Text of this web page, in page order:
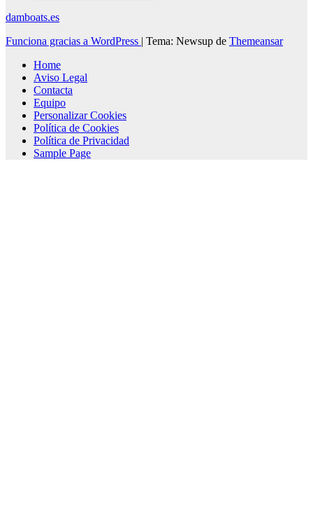
damboats.es
Funciona gracias a WordPress | Tema: Newsup de Themeansar
Home
Aviso Legal
Contacta
Equipo
Personalizar Cookies
Política de Cookies
Política de Privacidad
Sample Page